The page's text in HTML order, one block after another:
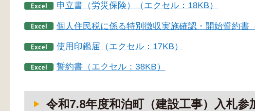
申立書（労災保険）（エクセル：18KB）
個人住民税に係る特別徴収実施確認・開始誓約書
使用印鑑届（エクセル：17KB）
誓約書（エクセル：38KB）
令和7.8年度和泊町（建設工事）入札参